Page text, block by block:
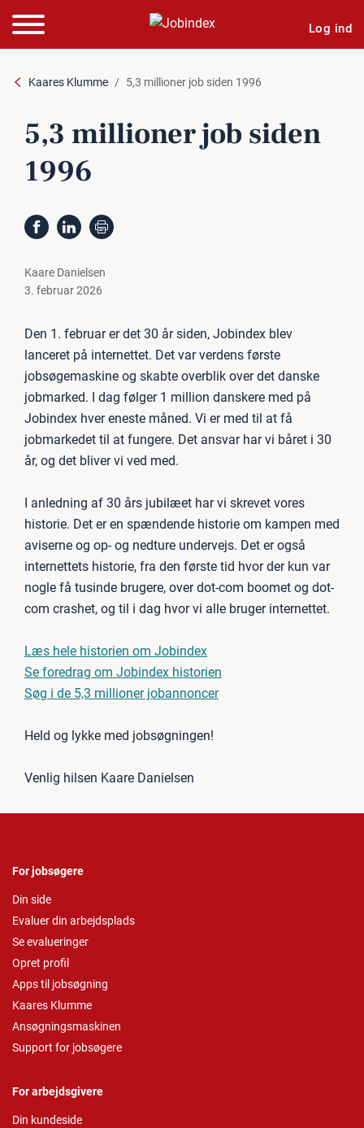
Log ind
Kaares Klumme 5,3 millioner job siden 1996
5,3 millioner job siden
1996
Kaare Danielsen
3. februar 2026
Den 1. februar er det 30 år siden, Jobindex blev
lanceret på internettet. Det var verdens første
jobsøgemaskine og skabte overblik over det danske
jobmarked. I dag følger 1 million danskere med på
Jobindex hver eneste måned. Vi er med til at få
jobmarkedet til at fungere. Det ansvar har vi båret i 30
år, og det bliver vi ved med.
I anledning af 30 års jubilæet har vi skrevet vores
historie. Det er en spændende historie om kampen med
aviserne og op- og nedture undervejs. Det er også
internettets historie, fra den første tid hvor der kun var
nogle få tusinde brugere, over dot-com boomet og dot-
com crashet, og til i dag hvor vi alle bruger internettet.
Læs hele historien om Jobindex
Se foredrag om Jobindex historien
Søg i de 5,3 millioner jobannoncer
Held og lykke med jobsøgningen!
Venlig hilsen Kaare Danielsen
For jobsøgere
Din side
Evaluer din arbejdsplads
Se evalueringer
Opret profil
Apps til jobsøgning
Kaares Klumme
Ansøgningsmaskinen
Support for jobsøgere
For arbejdsgivere
Din kundeside